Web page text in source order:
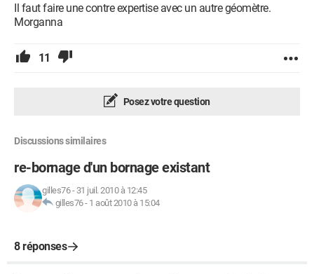
Il faut faire une contre expertise avec un autre géomètre.
Morganna
11
Posez votre question
Discussions similaires
re-bornage d'un bornage existant
gilles76- 31 juil. 2010 à 12:45
gilles76- 1 août 2010 à 15:04
8 réponses